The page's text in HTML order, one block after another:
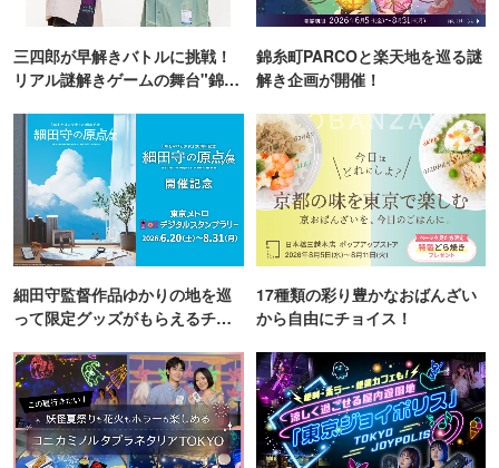
三四郎が早解きバトルに挑戦！
リアル謎解きゲームの舞台"錦糸
錦糸町PARCOと楽天地を巡る謎
解き企画が開催！
細田守監督作品ゆかりの地を巡
って限定グッズがもらえるチャ
17種類の彩り豊かなおばんざい
から自由にチョイス！